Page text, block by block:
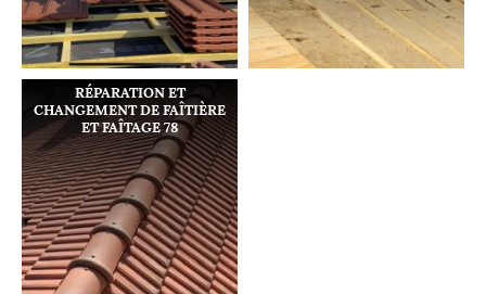
RÉPARATION ET
CHANGEMENT DE FAÎTIÈRE
ET FAÎTAGE 78